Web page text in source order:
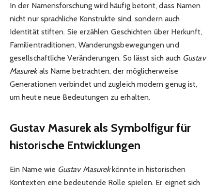
In der Namensforschung wird häufig betont, dass Namen
nicht nur sprachliche Konstrukte sind, sondern auch
Identität stiften. Sie erzählen Geschichten über Herkunft,
Familientraditionen, Wanderungsbewegungen und
gesellschaftliche Veränderungen. So lässt sich auch Gustav
Masurekals Name betrachten, der möglicherweise
Generationen verbindet und zugleich modern genug ist,
um heute neue Bedeutungen zu erhalten.
Gustav Masurek als Symbolfigur für
historische Entwicklungen
Ein Name wie Gustav Masurekkönnte in historischen
Kontexten eine bedeutende Rolle spielen. Er eignet sich